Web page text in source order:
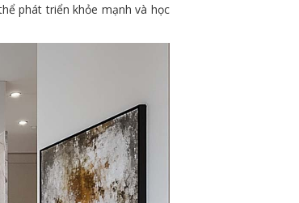
phát triển khỏe mạnh và học